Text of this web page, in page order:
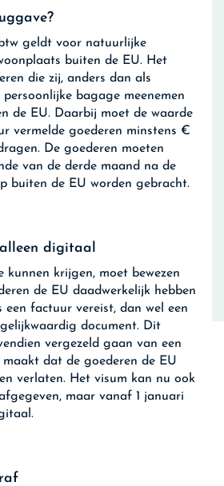
geldt voor natuurlijke
buiten de EU. Het
die zij, anders dan als
bagage meenemen
de EU. Daarbij moet de waarde
vermelde goederen minstens €
De goederen moeten
van de derde maand na de
buiten de EU worden gebracht.
digitaal
krijgen, moet bewezen
de EU daadwerkelijk hebben
een factuur vereist, dan wel een
document. Dit
vergezeld gaan van een
dat de goederen de EU
verlaten. Het visum kan nu ook
maar vanaf 1 januari